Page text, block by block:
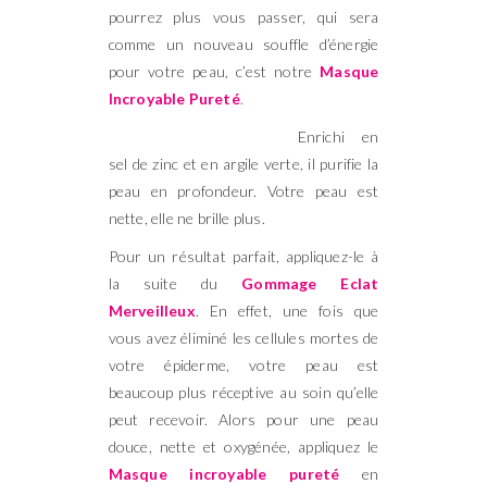
pourrez plus vous passer, qui sera
comme un nouveau souffle d’énergie
pour votre peau, c’est notre Masque
Incroyable Pureté.
Enrichi en
sel de zinc et en argile verte, il purifie la
peau en profondeur. Votre peau est
nette, elle ne brille plus.
Pour un résultat parfait, appliquez-le à
la suite du Gommage Eclat
Merveilleux. En effet, une fois que
vous avez éliminé les cellules mortes de
votre épiderme, votre peau est
beaucoup plus réceptive au soin qu’elle
peut recevoir. Alors pour une peau
douce, nette et oxygénée, appliquez le
Masque incroyable pureté en